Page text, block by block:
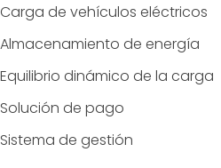
Carga de vehículos eléctricos
Almacenamiento de energía
Equilibrio dinámico de la carga
Solución de pago
Sistema de gestión